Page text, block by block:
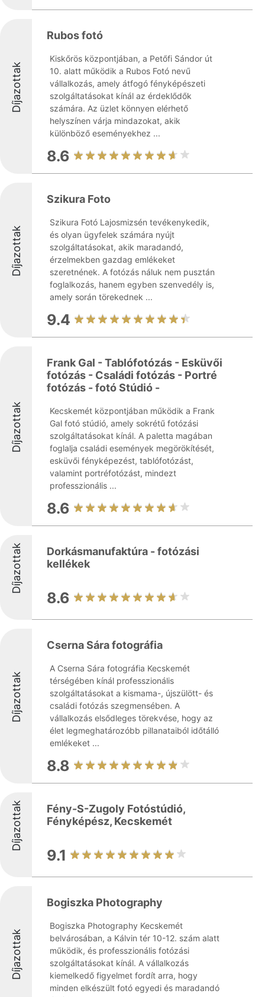
Díjazottak
Rubos fotó
Kiskőrös központjában, a Petőfi Sándor út
10. alatt működik a Rubos Fotó nevű
vállalkozás, amely átfogó fényképészeti
szolgáltatásokat kínál az érdeklődők
számára. Az üzlet könnyen elérhető
helyszínen várja mindazokat, akik
különböző eseményekhez ...
8.6
Díjazottak
Szikura Foto
Szikura Fotó Lajosmizsén tevékenykedik,
és olyan ügyfelek számára nyújt
szolgáltatásokat, akik maradandó,
érzelmekben gazdag emlékeket
szeretnének. A fotózás náluk nem pusztán
foglalkozás, hanem egyben szenvedély is,
amely során törekednek ...
9.4
Díjazottak
Frank Gal - Tablófotózás - Esküvői
fotózás - Családi fotózás - Portré
fotózás - fotó Stúdió -
Kecskemét központjában működik a Frank
Gal fotó stúdió, amely sokrétű fotózási
szolgáltatásokat kínál. A paletta magában
foglalja családi események megörökítését,
esküvői fényképezést, tablófotózást,
valamint portréfotózást, mindezt
professzionális ...
8.6
Díjazottak
Dorkásmanufaktúra - fotózási
kellékek
8.6
Díjazottak
Cserna Sára fotográfia
A Cserna Sára fotográfia Kecskemét
térségében kínál professzionális
szolgáltatásokat a kismama-, újszülött- és
családi fotózás szegmensében. A
vállalkozás elsődleges törekvése, hogy az
élet legmeghatározóbb pillanataiból időtálló
emlékeket ...
8.8
Díjazottak
Fény-S-Zugoly Fotóstúdió,
Fényképész, Kecskemét
9.1
Díjazottak
Bogiszka Photography
Bogiszka Photography Kecskemét
belvárosában, a Kálvin tér 10-12. szám alatt
működik, és professzionális fotózási
szolgáltatásokat kínál. A vállalkozás
kiemelkedő figyelmet fordít arra, hogy
minden elkészült fotó egyedi és maradandó